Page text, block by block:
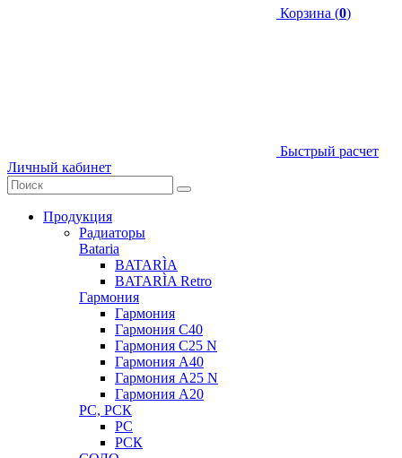
Корзина (0)
Быстрый расчет
Личный кабинет
Продукция
Радиаторы
Bataria
BATARÌA
BATARÌA Retro
Гармония
Гармония
Гармония С40
Гармония С25 N
Гармония А40
Гармония А25 N
Гармония А20
РС, РСК
РС
РСК